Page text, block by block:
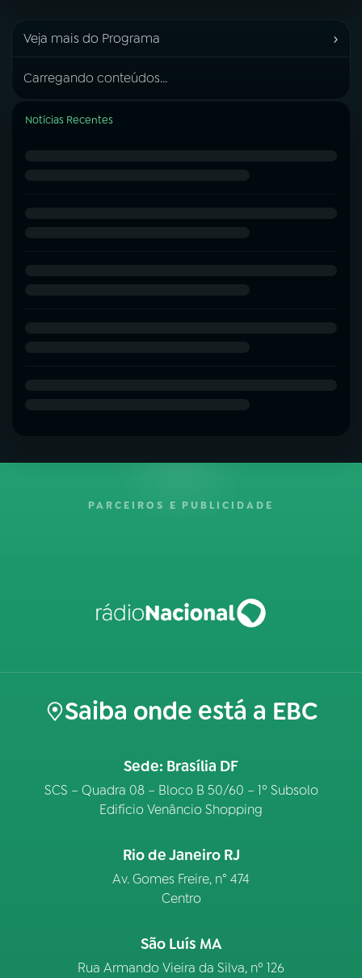
Veja mais do Programa ›
Carregando conteúdos...
Notícias Recentes
PARCEIROS E PUBLICIDADE
Saiba onde está a EBC
Sede: Brasília DF
SCS – Quadra 08 – Bloco B 50/60 – 1º Subsolo
Edifício Venâncio Shopping
Rio de Janeiro RJ
Av. Gomes Freire, n° 474
Centro
São Luís MA
Rua Armando Vieira da Silva, nº 126